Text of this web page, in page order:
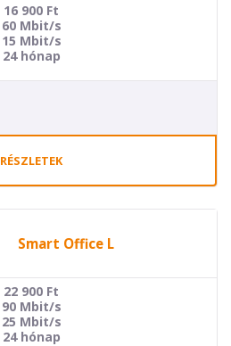
16 900 Ft
60 Mbit/s
15 Mbit/s
24 hónap
RÉSZLETEK
Smart Office L
22 900 Ft
90 Mbit/s
25 Mbit/s
24 hónap